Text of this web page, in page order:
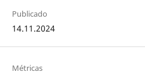
Publicado
14.11.2024
Métricas